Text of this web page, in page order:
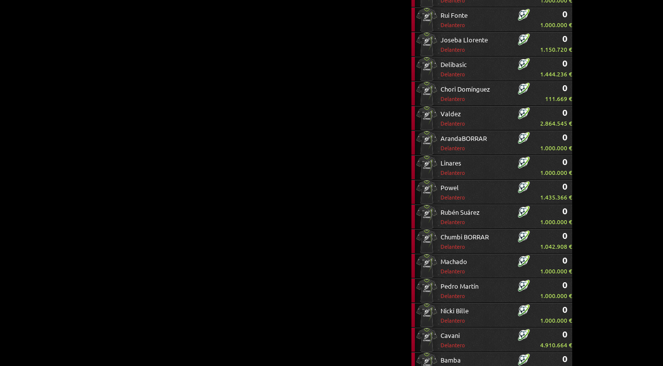
Rui Fonte
Delantero
0
1.000.000 €
Joseba Llorente
Delantero
0
1.150.720 €
Delibasic
Delantero
0
1.444.236 €
Chori Domínguez
Delantero
0
111.669 €
Valdez
Delantero
0
2.864.545 €
ArandaBORRAR
Delantero
0
1.000.000 €
Linares
Delantero
0
1.000.000 €
Powel
Delantero
0
1.435.366 €
Rubén Suárez
Delantero
0
1.000.000 €
Chumbi BORRAR
Delantero
0
1.042.908 €
Machado
Delantero
0
1.000.000 €
Pedro Martín
Delantero
0
1.000.000 €
Nicki Bille
Delantero
0
1.000.000 €
Cavani
Delantero
0
4.910.664 €
Bamba 0